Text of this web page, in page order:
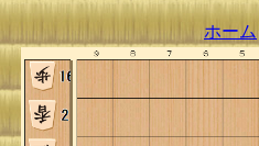
ホーム